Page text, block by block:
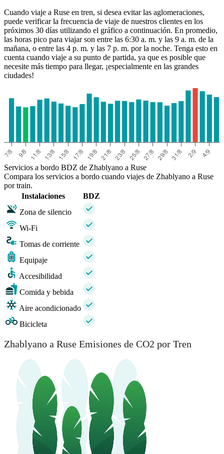
Cuando viaje a Ruse en tren, si desea evitar las aglomeraciones,
puede verificar la frecuencia de viaje de nuestros clientes en los
próximos 30 días utilizando el gráfico a continuación. En promedio,
las horas pico para viajar son entre las 6:30 a. m. y las 9 a. m. de la
mañana, o entre las 4 p. m. y las 7 p. m. por la noche. Tenga esto en
cuenta cuando viaje a su punto de partida, ya que es posible que
necesite más tiempo para llegar, ¡especialmente en las grandes
ciudades!
Servicios a bordo BDZ de Zhablyano a Ruse
Compara los servicios a bordo cuando viajes de Zhablyano a Ruse
por train.
Instalaciones
BDZ
Zona de silencio
Wi-Fi
Tomas de corriente
Equipaje
Accesibilidad
Comida y bebida
Aire acondicionado
Bicicleta
Zhablyano a Ruse Emisiones de CO2 por Tren